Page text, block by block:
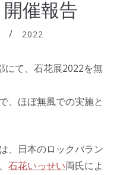
催報告
2022
にて、石花展2022を無
、ほぼ無風での実施と
、日本のロックバラン
、 石花いっせい両氏によ